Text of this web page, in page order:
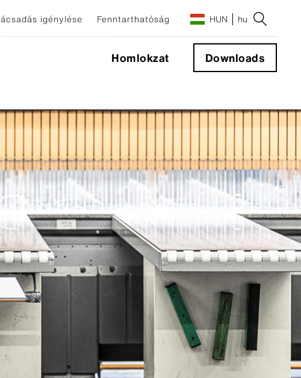
igénylése Fenntarthatóság HUN hu
Homlokzat Downloads